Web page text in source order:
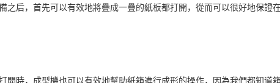
后，首先可以有效地將疊成一疊的紙板都打開，從而可以很好地保證
時，成型機也可以有效地幫助紙箱進行成形的操作，因為我們都知道